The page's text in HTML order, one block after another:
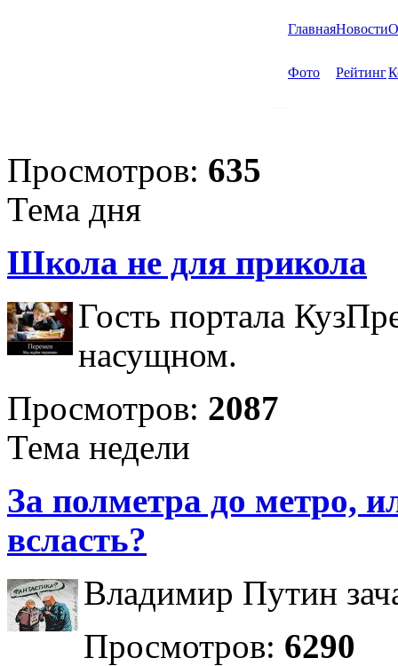
ГлавнаяНовости
Фото Рейтинг
Просмотров: 635
Тема дня
Школа не для прикола
Гость портала
насущном.
Просмотров: 2087
Тема недели
За полметра до метро,
всласть?
Владимир Путин
Просмотров: 6290